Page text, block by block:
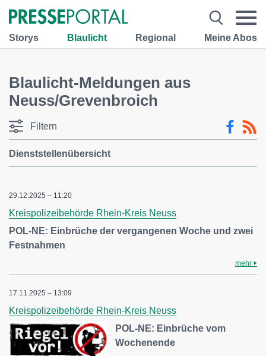
Storys Blaulicht Regional Meine Abos
Blaulicht-Meldungen aus
Neuss/Grevenbroich
Filtern
Dienststellenübersicht
29.12.2025 – 11:20
Kreispolizeibehörde Rhein-Kreis Neuss
POL-NE: Einbrüche der vergangenen Woche und zwei
Festnahmen
mehr
17.11.2025 – 13:09
Kreispolizeibehörde Rhein-Kreis Neuss
POL-NE: Einbrüche vom
Wochenende